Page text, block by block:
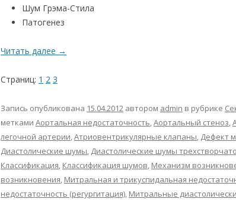
Шум Грэма-Стила
Патогенез
Читать далее →
Страниц: 1 2 3
Запись опубликована 15.04.2012 автором admin в рубрике
метками Аортальная недостаточность,Аортальный стеноз,
легочной артерии,Атриовентрикулярные клапаны, Дефект
Диастолические шумы, Диастолические шумы
Классификация, Классификация шумов, Механизм
возникновения, Митральная и трикуспидальная
недостаточность (регургитация), Митральные